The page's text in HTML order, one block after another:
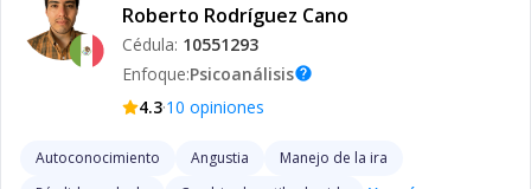
Roberto Rodríguez Cano
Cédula: 10551293
Enfoque:Psicoanálisishelp
4.3·10 opiniones
Autoconocimiento Angustia
Manejo de la ira